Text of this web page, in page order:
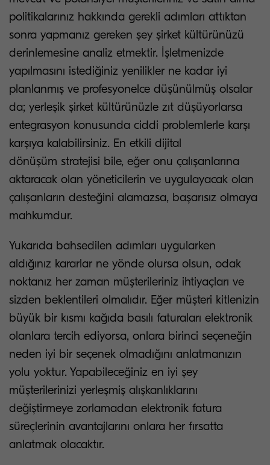
politikalarınız hakkında gerekli adımları attıktan
sonra yapmanız gereken şey şirket kültürünüzü
derinlemesine analiz etmektir. İşletmenizde
yapılmasını istediğiniz yenilikler ne kadar iyi
planlanmış ve profesyonelce düşünülmüş olsalar
da; yerleşik şirket kültürünüzle zıt düşüyorlarsa
entegrasyon konusunda ciddi problemlerle karşı
karşıya kalabilirsiniz. En etkili dijital
dönüşüm stratejisi bile, eğer onu çalışanlarına
aktaracak olan yöneticilerin ve uygulayacak olan
çalışanların desteğini alamazsa, başarısız olmaya
mahkumdur.
Yukarıda bahsedilen adımları uygularken
aldığınız kararlar ne yönde olursa olsun, odak
noktanız her zaman müşterileriniz ihtiyaçları ve
sizden beklentileri olmalıdır. Eğer müşteri kitlenizin
büyük bir kısmı kağıda basılı faturaları elektronik
olanlara tercih ediyorsa, onlara birinci seçeneğin
neden iyi bir seçenek olmadığını anlatmanızın
yolu yoktur. Yapabileceğiniz en iyi şey
müşterilerinizi yerleşmiş alışkanlıklarını
değiştirmeye zorlamadan elektronik fatura
süreçlerinin avantajlarını onlara her fırsatta
anlatmak olacaktır.